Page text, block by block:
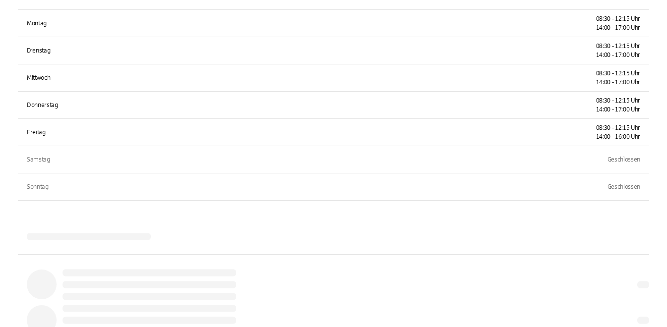
Montag
08:30 - 12:15 Uhr
14:00 - 17:00 Uhr
Dienstag
08:30 - 12:15 Uhr
14:00 - 17:00 Uhr
Mittwoch
08:30 - 12:15 Uhr
14:00 - 17:00 Uhr
Donnerstag
08:30 - 12:15 Uhr
14:00 - 17:00 Uhr
Freitag
08:30 - 12:15 Uhr
14:00 - 16:00 Uhr
Samstag Geschlossen
Sonntag Geschlossen